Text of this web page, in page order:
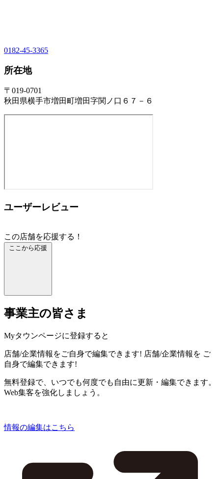
0182-45-3365
所在地
〒019-0701
秋田県横手市増田町増田字関ノ口６７－６
ユーザーレビュー
この店舗を応援する！
ここから応援
事業主の皆さま
Myタウンページに登録すると
店舗/企業情報をご自身で編集できます! 店舗/企業情報を ご
自身で編集できます!
無料登録で、いつでも何度でも自由に更新・編集できます。
Web集客を強化しましょう。
情報の編集はこちら